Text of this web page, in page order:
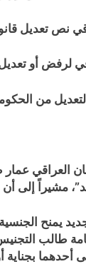
نص تعديل
لرفض أو
من
العراقي عمار
مشيراً إلى
يمنح
أحدهما